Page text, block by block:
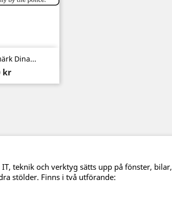
Dina...
kr
teknik och verktyg sätts upp på fönster, bilar,
stölder. Finns i två utförande: